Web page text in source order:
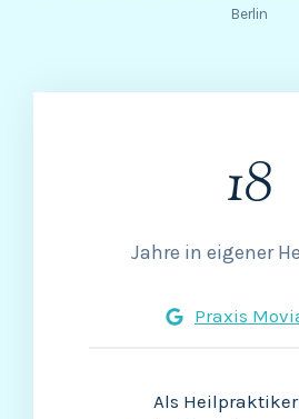
Berlin
18
Jahre in eigener
Praxis
Als